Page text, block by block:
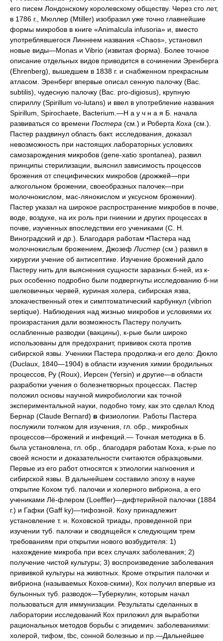
его писем Лондонскому королевскому обществу. Через сто лет,
в 1786 г., Мюллер (Mtiller) изобразил уже точно главнейшие
формы микробов в книге «Animalcula infusoria» и, вместо
употреблявшегося Линнеем названия «Chaos», установил
новые виды—Monas и Vibrio (извитая форма). Более точное
описание отдельных видов приводится в сочинении Эренберга
(Ehrenberg), вышедшем в 1838 г. и снабженном прекрасным
атласом. Эренберг впервые описал сенную палочку (Вас.
subtilis), чудесную палочку (Вас. рго-digiosus), крупную
спириллу (Spirillum vo-lutans) и ввел в употребление названия
Spirillum, Spirochaete, Bacterium.—Н а у ч н а я Б. начала
развиваться со времени Постера (см.) и Роберта Коха (см.).
Пастер раздвинул область бакт. исследования, доказал
невозможность при настоящих лабораторных условиях
самозарождения микробов (gene-xatio spontanea), развил
принципы стерилизации, выяснил зависимость процессов
брожения от специфических микробов (дрожжей—при
алкогольном брожении, своеобразных палочек—при
молочнокислом, мас-лянокислом и уксусном брожении).
Пастер указал на широкое распространение микробов в почве,
воде, воздухе, на их роль при гниении и других процессах в
почве, изученных впоследствии его учениками (С. Н.
Виноградский и др.). Благодаря работам •Пастера над
молочнокислым брожением, Джозеф Листер (см.) развил в
хирургии учение об антисептике. Изучение брожений дало
Пастеру нить для выяснения сущности заразных б-ней, из к-
рых особенно подробно были подвергнуты исследованию б-ни
шелковичных червей, куриная холера, сибирская язва,
злокачественный отек и симптоматический карбункул (vibrion
septique). Наблюдения над жизнью микробов и условиями их
произрастания дали возможность Пастеру получить
ослабленные разводки (вакцины), к-рые были широко
использованы для предохранит, прививок скота против
сибирской язвы. Ученики Пастера продолжа-и его дело: Дюкло
(Duclaux, 1840—1904) в области изучения химии бродильных
процессов, Ру (Roux), Иерсен (Yersin) и другие—в области
разработки учения о болезнетворных процессах. Пастер
положил основы научной микробиологии как точной
экспериментальной науки, подобно тому, как это сделал Клод
Бернар (Claude Bernard) в физиологии. Работы Пастера послужили толчком для изучения, гл. обр., микробных процессов—брожений и инфекций.— Точная методика в Б. была установлена, гл. обр., благодаря работам Коха, к-рые по своей ясности и доказательности считаются образцовыми. Первые из его работ относятся к этиологии нагноения и сибирской язвы. В дальнейшем составило эпоху в науке открытие Кохом туб. палочки и холерного вибриона, а его учениками Лё-флером (Loeffler)—дифтерийной палочки (1884 г.) и Гафки (Gaff ky)—тифозной. Коху принадлежит установление т. н. Коховской триады, проведенной при изучении туб. палочки и сводящейся к следующим трем требованиям при открытии нового возбудителя: 1) нахождение микроба при всех случаях заболевания; 2) получение чистой культуры; 3) воспроизведение заболевания прививкой культуры на животных. Кроме открытия палочки и вибриона (называемых Кохов-скими), Кох получил впервые из бульонных туб. разводок—Туберкулин, которым начал пользоваться для иммунизации. Результаты сделанных в лаборатории исследований Кох приложил для выработки рациональных методов борьбы с эпидемич. заболеваниями: холерой, тифом, tbc, сонной болезнью и пр.—Дальнейшее развитие Б. пошло по трем направлениям: 1) открытие новых микробов—возбудителей заразных б-ней; 2) изучение сопротивляемости организма микробам и их ядам и 3) выработка профилак-тич. мер борьбы с инфекциями. В 1884 году был открыт Николайером (Nicolaier) микроб столбняка. В 1887 г.—микроб цереброспинального менингита Вейксельбаумом(\¥е1сп-selbaum). В 1882 г. открыт Лавераном (La-veran) возбудитель малярии, чем доказано, что, кроме бактерий, болезнетворную роль могут играть и простейшие животные (Protozoa). В 1892 г. была открыта Пфейффером (Pfeiffer) гемоглобинофильная палочка инфлюэнцы. В 1894 г. Иерсен открыл палочку чумы, В 1898 г. Шига и Крузе (Shiga, Kru-se) открыли палочку бациллярной дизентерии. В 1905 г. Шаудин (Schaudinn) и Гофман (Hoffmann) открыли возбудителя сифилиса—бледную спирохету. В 1917 г. открыта Идо и Инада (Ido, Inada) спирохета инфекционной желтухи и несколько позже Ногуши (Noguchi)—спирохета желтой лихорадки. С усовершенствованием оптич. приборов (осветитель Аббе, иммерсионные системы, ультрамикроскоп), с введением красок и улучшением методов культивирования микробов с каждым годом число вновь открытых микробов увеличивалось. Изучена микрофлора почвы (С. Н. Виноградский и В. Л. Омелян-ский), воды, воздуха и человеческого тела (И. И. Мечников). Введены специальные среды для отдельных видов микробов. Изучены бактерии, живущие без доступа воздуха (анаэробы), первое сообщение о которых сделано Пастером (микроб маслянокислого брожения). Особенно важным достижением в культивировании микробов следует считать получение разводок спирохет при анаэробных условиях (Muhlens, Шерешевский, Но-гуши, Novy, Аристовский и др.), а также простейших (Novy, Neal, Nicolle) на кровяном агаре. Громадный прогресс в культивировании микробов дало введение в науку С. Н. Виноградским избирательных (элективных) сред, дающих возможность обогащения разводки микробами желаемого вида. Этот способ был применен вначале по отношению к почвенным микробам, а затем приобрел право гражданства в мед. Б. при получении чистых разводок холеры (пептоновая вода) и брюшного тифа (желчь).—Выдвинутый со времени Негели (Nageli), Цопфа (Zopf), Ценковского, Бухнера (Buchner) и др. вопрос об изменчивости бактерии в наст, время подвергается широкой разработке: у мног. видов бактерий (группа тифа, Со-li, дизентерия, кислотоупорные, вибрионы, стрептококки) признается возможность давать, благодаря их изменчивости, отклонения от основного типа. Подобная изменчивость наблюдается как в отношении формы микробов, характера их роста, так и по отношению к биол. и пат. свойствам. Бактерии могут изменять форму своих колоний, бродильные свойства по отношению к сахарам, способность выделять энзимы и токсины, терять и усиливать свою вредоносность. Изменяется также стойкость бактерий по отношению к физическим и химическим агентам, напр., температуре (термофильные и психрофильные расы), патогенность при культивировании вне организма и при переводе через животных. Учение об изменчивости бактерий представляет один из интереснейших вопросов в истории В., к-рыйвызывал и вызывает по наст, время оживленную полемику, разделяя исследователей на плео-морфистов и мономорфистов.—Невосприимчивость (или иммунитет) при заразных б-нях, отмеченная еще Фукидидом во время эпидемий Пелопонесской войны, начала изучаться с 1721 г. и, особенно, с 1798 г. после введения Дженнером (Jenner) оспопрививания. Пастер выработал живые ослабленные вакцины против сибирской язвы в 1881 г. и ввел предохранительные прививки против бешенства с 1885 г. Теоретическая разработка природы иммунитета началась с 1883 года после знаменитой речи И. И. Мечникова «О защитных силах организма», произнесенной на съезде естествоиспытателей и врачей в Одессе. В этой речи впервые было намечено учение о фагоцитах, развившееся затем в стройную фагоцитарную теорию (клеточная теория). Гуморальная теория, объясняю-щая невосприимчивость бактерицидным действием соков организма, начала развиваться благодаря классическим работам Беринга (Behring) и Китазато (Kitasato) над иммунитетом при дифтерии и тетанусе (1890 г.). С 1894 г., благодаря трудам Ру, Иерсена, Беринга, была введена серотерапия (лечение кровяной сывороткой иммунных лошадей) при дифтерии и столбняке, давшая сразу понижение смертности вдвое—с 30% до 14%, а теперь и ниже. В 1894—96 гг. были откры- ты в крови иммунных животных бактерицидные вещества — агглютинины (ПфеЙффер, Gruber, Исаев), а в 1897 г.—преципитины (R. Kraus). Год спустя (1898 г.) Борде (Jules Bordet) открыл гемолизины и вслед за тем явление связывания комплемента, послужившее основой для установления реакции Вас-сермана (Wassermann) при сифилисе. Разработке учения об иммунитете много помогла схема Эрлиха (Paul Ehrlich), известная под названием теории боковых цепей (Sei-tenkettentheorie). В последнее время начала развиваться физ.-хим. теория иммунитета, объясняющая явления невосприимчивости законами коллоидной химии. Теоретическая разработка учения об иммунитете помогла введению предохранительных прививок при холере, чуме, тифе, дизентерии, дифтерии и других заболеваниях. Благодаря трудам Безредка, развивается учение о местном иммунитете, с которым связана разработка ранее практиковавшегося метода иммунизации через рот (per os) убитыми разводками бактерий. Преципитины нашли свое приложение в суд.-мед. практике для определения характера кровяных пятен, в санитарии—при исследовании мясных продуктов и в сельском хозяйстве—при определении сортов муки. Приложение Б. к профилактике и эпидемиологии нашло широкое применение не только при изучении эпидемий, но и при выработке системы предупредительных мер и борьбы с эпидемиями. Изучая переносчиков заразных б-ней (комары, блохи, вши, клещи), Б. тесно сомкнулась с биологией вообще, и с зоологией в частности. В последнее время усиленно занимаются невидимыми фильтрующимися вирусами. При целом ряде б-ней (ящур, бешенство, пе-рипневмония рогатого скота и пр.) установлено со времен Лефлера существование подобных вирусов. После опытов Туорта (Twort) и д'Эрелля (d'Herelle) зашла речь о микропаразитах бактерий (бактериофаг). Однако, большинство исследователей считает бактериофага литическим ферментом (агентом). Со времени Фонтеса (Fontes) установлено существование у многих бактерий (tbc, тиф, чума) мельчайших зерен, проходящих через фильтр и дающих при произрастании и заражении типичные формы. Главнейшие этапы в развитии Б. положили прочные основы для разрешения общебиологических вопросов о жизни клетки, о синтезе белков из неорганических соединений, о возникновении жизни на земле, о круговороте веществ в природе и пр. Микробная клетка является живой лабораторией, в которой образуются новые сложные вещества протоплазмы и, благодаря работе к-рой, разрушаются отжившие организмы. Вследствие простоты и элементарности жизненных отправлений бактериальной клетки их легче изучить, чем в клетке высших организмов. Идя рука-об-руку с естествознанием, Б. внесла много нового в биологию. Со времени Пастера выяснилась роль микроскопических живых существ в процессах, наблюдаемых при брожениях и гниении. Прежние воззрения на эти процессы, как на чисто химические, уступили свое место новым взглядам, в основу к-рых легли работы бактериологов. Повсеместное распространение микробов в природе заставило обратить внимание на роль этих «бесконечно-малых». Изучение роста микробов на минеральных средах дало возможность путем точных анализов установить накопление органического вещества. Синтез сложных белков, не достигнутый до сих пор химиками, производится в бактериальной клетке. С другой стороны, при своей жизни микробы для своего питания разрушают готовые органические соединения: белки, клетчатку, углеводы. Минерализация отмерших организмов происходит благодаря работе микробов. Без бактерий поверхность нашей земли превратилась бы в кладбище, покрытое трупами. Бактериолог глазом, вооруженным микроскопом, заглянул в самые затаенные уголки природы и там нашел кропотливую жизнь микробов. В отдаленные геологические эпохи при образовании каменного угля, нефти и залежей селитры (столь необходимой для удобрения полей) работали микробы. На глубине озер, морей и океанов, в иле кишит микробная жизнь, в результате к-рой образуется леч. радиоактивная грязь. Микробиология раскрыла интимную жизнь клетки, изучила обмен веществ и выяснила тайны питания, роста и размножения. Процессы интрамолекулярного дыхания, обмен веществ и их круговорот в природе выяснены благодаря успехам Б. Круговорот С, N, О и др. веществ в природе, происходящий благодаря жизнедеятельности бактерий, был изучен во всей широте Б. Не меньшее значение имела Б. яри изучении борьбы за существование живых существ. Явления антагонизма, симбиоза и паразитизма никогда не выходили из поля зрения микробиолога. Установление ясных взглядов на жизнь и смерть, на взаимоотношения живых существ невозможно без зна